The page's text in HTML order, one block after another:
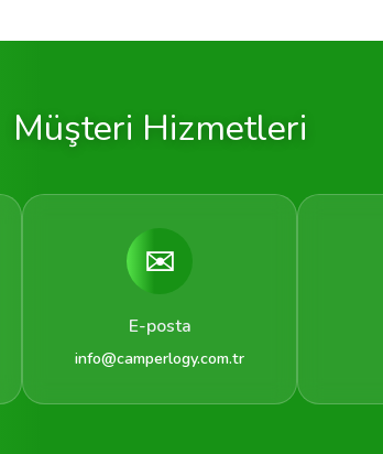
Müşteri Hizmetleri
✉️
E-posta
info@camperlogy.com.tr